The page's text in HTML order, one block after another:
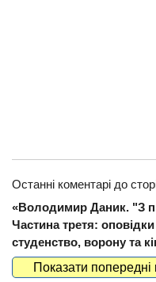
Останні коментарі до
«Володимир Даник. "З
Частина третя:
студенство, ворону та
Показати попередні